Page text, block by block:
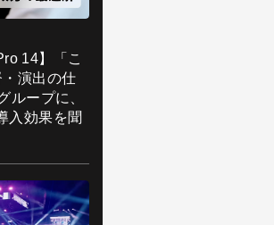
14】「こ
演出の仕
ループに、
入効果を聞